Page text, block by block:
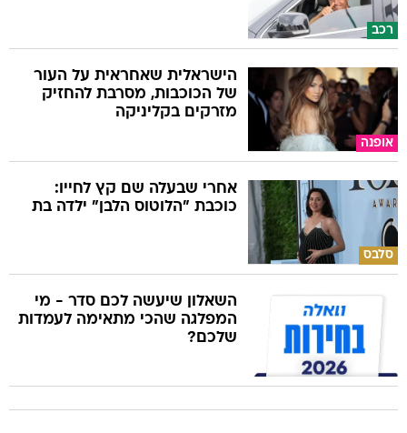
רכב
אופנה
הישראלית שאחראית על העור
של הכוכבות, מסרבת להחזיק
מזרקים בקליניקה
סלבס
אחרי שבעלה שם קץ לחייו:
כוכבת "הלוטוס הלבן" ילדה בת
השאלון שיעשה לכם סדר - מי
המפלגה שהכי מתאימה לעמדות
שלכם?